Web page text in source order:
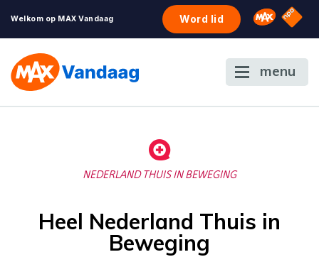
Welkom op MAX Vandaag Word lid Omroep
NPO
menu
NEDERLAND THUIS IN BEWEGING
Heel Nederland Thuis in
Beweging